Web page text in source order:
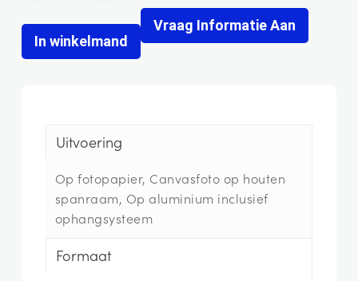
In winkelmand
Vraag Informatie Aan
Uitvoering
Op fotopapier, Canvasfoto op houten
spanraam, Op aluminium inclusief
ophangsysteem
Formaat